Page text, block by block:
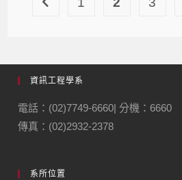
資訊工程學系
電話：(02)7749-6660| 分機：6660
傳真：(02)2932-2378
系所位置